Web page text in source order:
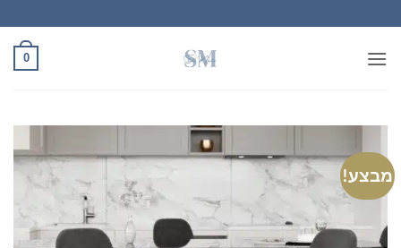
to
content
0
מבצע!